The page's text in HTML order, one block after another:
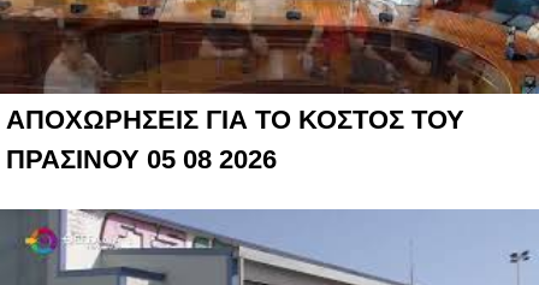
ΑΠΟΧΩΡΗΣΕΙΣ ΓΙΑ ΤΟ ΚΟΣΤΟΣ ΤΟΥ
ΠΡΑΣΙΝΟΥ 05 08 2026